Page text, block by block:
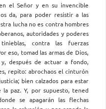
el Señor y en su invencible
da, para poder resistir a las
lucha no es contra hombres
autoridades y poderes
contra las fuerzas
eso, tomad las armas de Dios,
después de actuar a fondo,
repito: abrochaos el cinturón
bien calzados para estar
la paz. Y, por supuesto, tened
se apagarán las flechas